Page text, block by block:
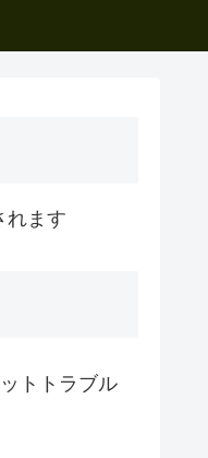
れます
トトラブル